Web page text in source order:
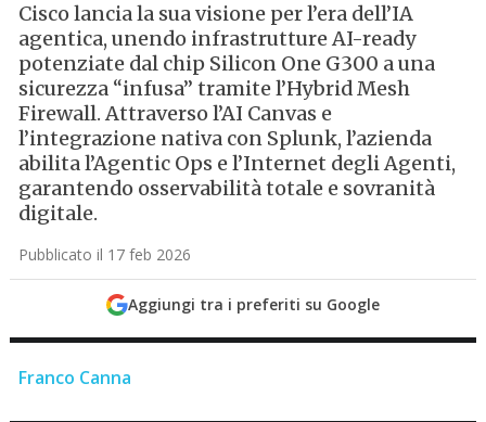
Cisco lancia la sua visione per l’era dell’IA
agentica, unendo infrastrutture AI-ready
potenziate dal chip Silicon One G300 a una
sicurezza “infusa” tramite l’Hybrid Mesh
Firewall. Attraverso l’AI Canvas e
l’integrazione nativa con Splunk, l’azienda
abilita l’Agentic Ops e l’Internet degli Agenti,
garantendo osservabilità totale e sovranità
digitale.
Pubblicato il 17 feb 2026
Aggiungi tra i preferiti su Google
Franco Canna